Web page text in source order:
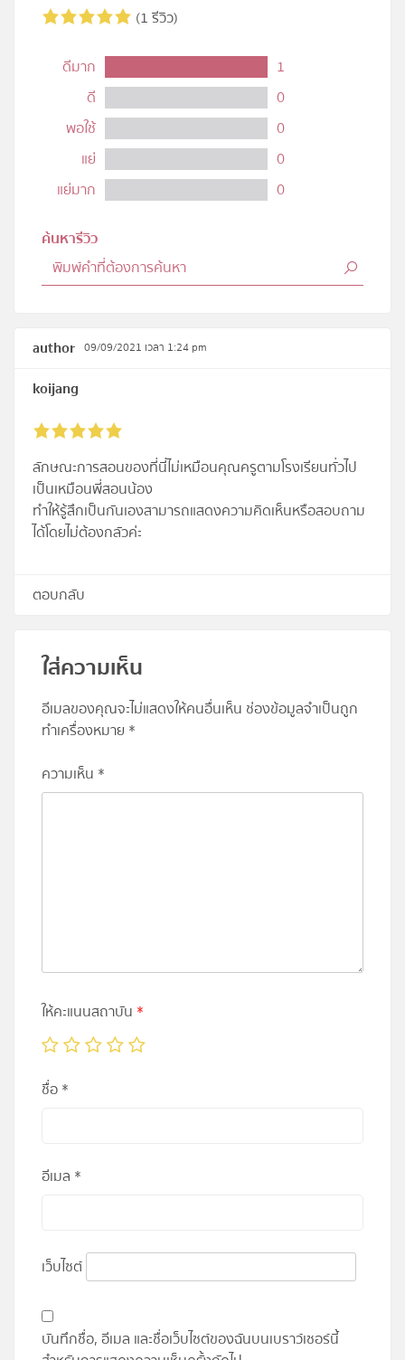
(1 รีวิว)
ดีมาก
1
ดี
0
พอใช้
0
แย่
0
แย่มาก
0
ค้นหารีวิว
author 09/09/2021 เวลา 1:24 pm
koijang
ลักษณะการสอนของที่นี่ไม่เหมือนคุณครูตามโรงเรียนทั่วไป
เป็นเหมือนพี่สอนน้อง
ทำให้รู้สึกเป็นกันเองสามารถแสดงความคิดเห็นหรือสอบถาม
ได้โดยไม่ต้องกลัวค่ะ
ตอบกลับ
ใส่ความเห็น
อีเมลของคุณจะไม่แสดงให้คนอื่นเห็น ช่องข้อมูลจำเป็นถูก
ทำเครื่องหมาย *
ความเห็น *
ให้คะแนนสถาบัน *
ชื่อ*
อีเมล *
เว็บไซต์
บันทึกชื่อ, อีเมล และชื่อเว็บไซต์ของฉันบนเบราว์เซอร์นี้